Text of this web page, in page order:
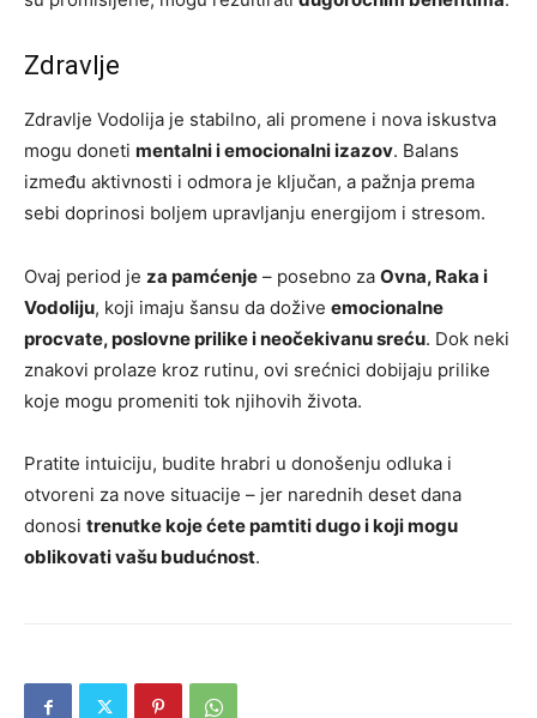
Zdravlje
Zdravlje Vodolija je stabilno, ali promene i nova iskustva
mogu doneti mentalni i emocionalni izazov. Balans
između aktivnosti i odmora je ključan, a pažnja prema
sebi doprinosi boljem upravljanju energijom i stresom.
Ovaj period je za pamćenje – posebno za Ovna, Raka i
Vodoliju, koji imaju šansu da dožive emocionalne
procvate, poslovne prilike i neočekivanu sreću. Dok neki
znakovi prolaze kroz rutinu, ovi srećnici dobijaju prilike
koje mogu promeniti tok njihovih života.
Pratite intuiciju, budite hrabri u donošenju odluka i
otvoreni za nove situacije – jer narednih deset dana
donosi trenutke koje ćete pamtiti dugo i koji mogu
oblikovati vašu budućnost.